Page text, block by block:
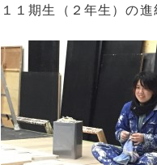
１１期生（２年生）の進